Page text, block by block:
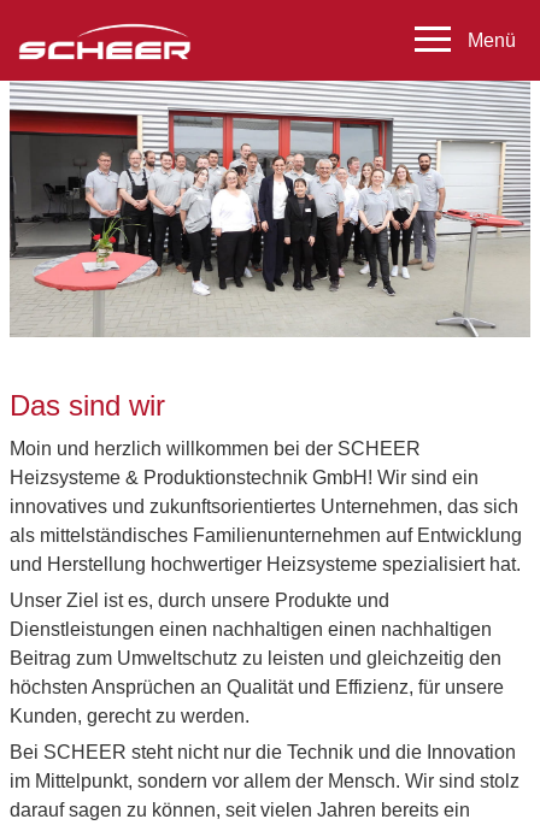
Das sind wir
Moin und herzlich willkommen bei der SCHEER
Heizsysteme & Produktionstechnik GmbH! Wir sind ein
innovatives und zukunftsorientiertes Unternehmen, das sich
als mittelständisches Familienunternehmen auf Entwicklung
und Herstellung hochwertiger Heizsysteme spezialisiert hat.
Unser Ziel ist es, durch unsere Produkte und
Dienstleistungen einen nachhaltigen einen nachhaltigen
Beitrag zum Umweltschutz zu leisten und gleichzeitig den
höchsten Ansprüchen an Qualität und Effizienz, für unsere
Kunden, gerecht zu werden.
Bei SCHEER steht nicht nur die Technik und die Innovation
im Mittelpunkt, sondern vor allem der Mensch. Wir sind stolz
darauf sagen zu können, seit vielen Jahren bereits ein